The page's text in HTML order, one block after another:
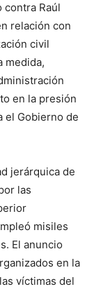
Raúl
relación con
civil
medida,
en la presión
el Gobierno de
jerárquica de
las
misiles
El anuncio
en la
víctimas del